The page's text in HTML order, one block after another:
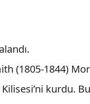
(1805-1844)
kurdu.